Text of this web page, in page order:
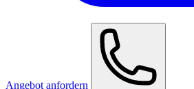
Angebot anfordern